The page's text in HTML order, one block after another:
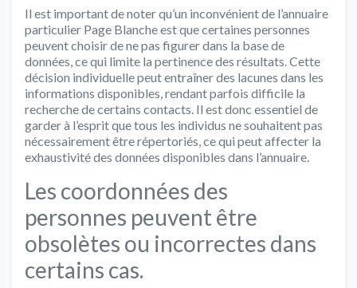
Il est important de noter qu’un inconvénient de l’annuaire
particulier Page Blanche est que certaines personnes
peuvent choisir de ne pas figurer dans la base de
données, ce qui limite la pertinence des résultats. Cette
décision individuelle peut entraîner des lacunes dans les
informations disponibles, rendant parfois difficile la
recherche de certains contacts. Il est donc essentiel de
garder à l’esprit que tous les individus ne souhaitent pas
nécessairement être répertoriés, ce qui peut affecter la
exhaustivité des données disponibles dans l’annuaire.
Les coordonnées des
personnes peuvent être
obsolètes ou incorrectes dans
certains cas.